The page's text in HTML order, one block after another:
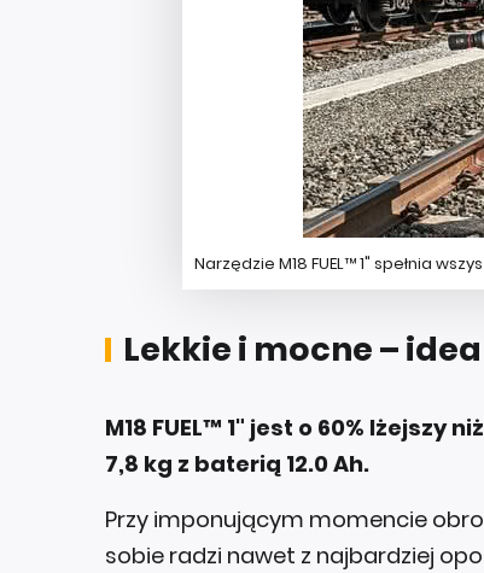
Narzędzie M18 FUEL™ 1" spełnia
Lekkie i mocne –
M18 FUEL™ 1" jest o 60%
7,8 kg z baterią 12.0 Ah.
Przy imponującym momencie
sobie radzi nawet z najbardziej